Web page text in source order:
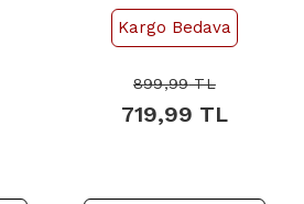
Atopiye Eğilimli Cilt
Besleyici Krem 500ml
Kargo Bedava
899,99TL
719,99 TL